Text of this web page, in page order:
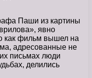
Паши из картины
явно
как фильм вышел на
адресованные не
письмах люди
делились